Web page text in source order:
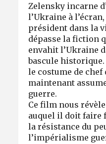
Zelensky incarne
l’Ukraine à
président dans la
dépasse la fiction
envahit l’Ukraine
bascule
le costume de chef
maintenant
guerre.
Ce film nous
auquel il doit faire
la résistance du
l’impérialisme